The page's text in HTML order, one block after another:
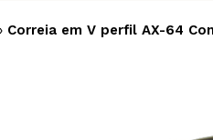
Correia em V perfil AX-64